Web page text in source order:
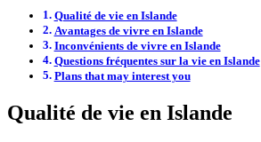
Qualité de vie en Islande
Avantages de vivre en Islande
Inconvénients de vivre en Islande
Questions fréquentes sur la vie en Islande
Plans that may interest you
Qualité de vie en Islande